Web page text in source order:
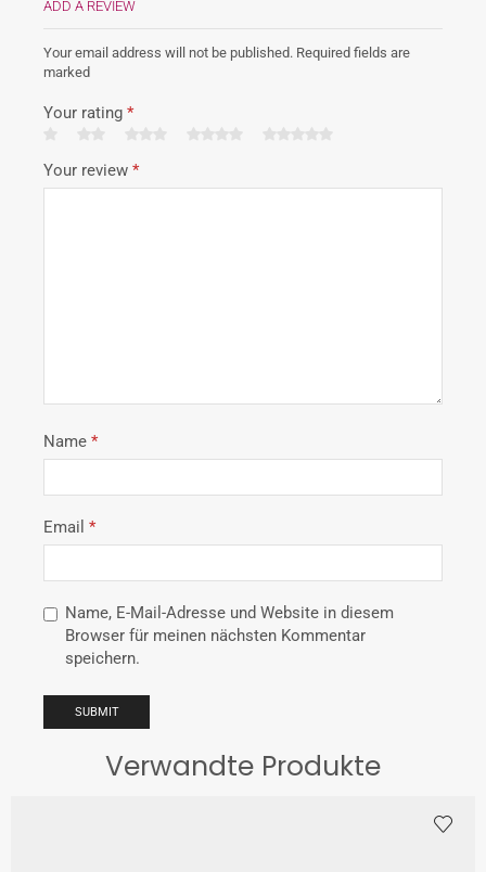
ADD A REVIEW
Your email address will not be published. Required fields are
marked
Your rating *
Your review *
Name *
Email *
Name, E-Mail-Adresse und Website in diesem
Browser für meinen nächsten Kommentar
speichern.
Verwandte Produkte